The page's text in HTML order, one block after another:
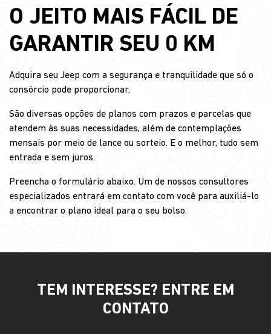
O JEITO MAIS FÁCIL DE
GARANTIR SEU 0 KM
Adquira seu Jeep com a segurança e tranquilidade que só o
consórcio pode proporcionar.
São diversas opções de planos com prazos e parcelas que
atendem às suas necessidades, além de contemplações
mensais por meio de lance ou sorteio. E o melhor, tudo sem
entrada e sem juros.
Preencha o formulário abaixo. Um de nossos consultores
especializados entrará em contato com você para auxiliá-lo
a encontrar o plano ideal para o seu bolso.
TEM INTERESSE? ENTRE EM
CONTATO